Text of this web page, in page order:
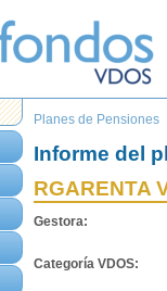
Planes de Pensiones
Informe del
RGARENTA
Gestora:
Categoría VDOS: